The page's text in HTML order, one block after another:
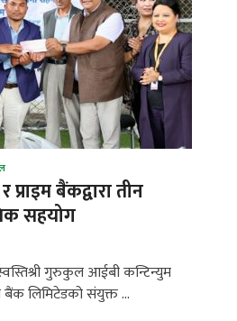
बैंकद्वारा तीन
सहयोग
गुरुकुल आईबी कन्टिन्युम
बैंक लिमिटेडको संयुक्त …